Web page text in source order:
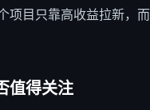
项目只靠高收益拉新，
值得关注